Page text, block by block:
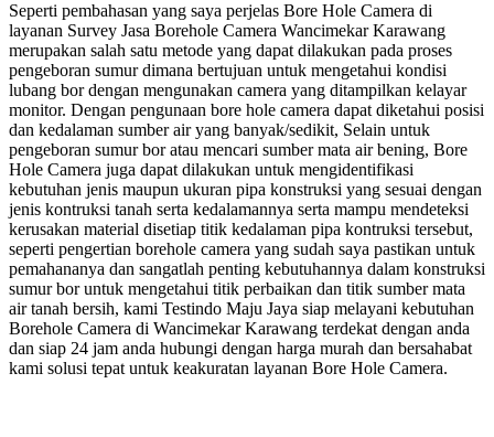
Seperti pembahasan yang saya perjelas Bore Hole Camera di
layanan Survey Jasa Borehole Camera Wancimekar Karawang
merupakan salah satu metode yang dapat dilakukan pada proses
pengeboran sumur dimana bertujuan untuk mengetahui kondisi
lubang bor dengan mengunakan camera yang ditampilkan kelayar
monitor. Dengan pengunaan bore hole camera dapat diketahui posisi
dan kedalaman sumber air yang banyak/sedikit, Selain untuk
pengeboran sumur bor atau mencari sumber mata air bening, Bore
Hole Camera juga dapat dilakukan untuk mengidentifikasi
kebutuhan jenis maupun ukuran pipa konstruksi yang sesuai dengan
jenis kontruksi tanah serta kedalamannya serta mampu mendeteksi
kerusakan material disetiap titik kedalaman pipa kontruksi tersebut,
seperti pengertian borehole camera yang sudah saya pastikan untuk
pemahananya dan sangatlah penting kebutuhannya dalam konstruksi
sumur bor untuk mengetahui titik perbaikan dan titik sumber mata
air tanah bersih, kami Testindo Maju Jaya siap melayani kebutuhan
Borehole Camera di Wancimekar Karawang terdekat dengan anda
dan siap 24 jam anda hubungi dengan harga murah dan bersahabat
kami solusi tepat untuk keakuratan layanan Bore Hole Camera.